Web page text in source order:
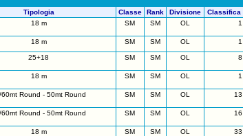
Tipologia Classe Rank Divisione Classifica
18 m SM SM OL 1
18 m SM SM OL 1
25+18 SM SM OL 8
18 m SM SM OL 1
Round - 50mt Round SM SM OL 13
Round - 50mt Round SM SM OL 16
18 m SM SM OL 33